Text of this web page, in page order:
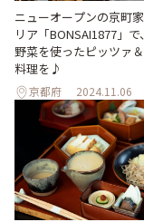
ニューオープンの京町
リア「BONSAI1877」
野菜を使ったピッツァ
料理を♪
京都府 2024.11.06